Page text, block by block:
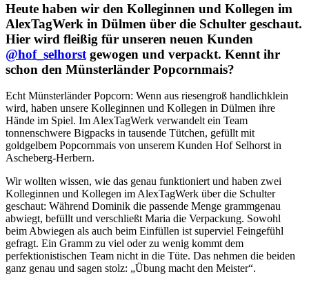
Heute haben wir den Kolleginnen und Kollegen im
AlexTagWerk in Dülmen über die Schulter geschaut.
Hier wird fleißig für unseren neuen Kunden
@hof_selhorst gewogen und verpackt. Kennt ihr
schon den Münsterländer Popcornmais?
Echt Münsterländer Popcorn: Wenn aus riesengroß handlichklein
wird, haben unsere Kolleginnen und Kollegen in Dülmen ihre
Hände im Spiel. Im AlexTagWerk verwandelt ein Team
tonnenschwere Bigpacks in tausende Tütchen, gefüllt mit
goldgelbem Popcornmais von unserem Kunden Hof Selhorst in
Ascheberg-Herbern.
Wir wollten wissen, wie das genau funktioniert und haben zwei
Kolleginnen und Kollegen im AlexTagWerk über die Schulter
geschaut: Während Dominik die passende Menge grammgenau
abwiegt, befüllt und verschließt Maria die Verpackung. Sowohl
beim Abwiegen als auch beim Einfüllen ist superviel Feingefühl
gefragt. Ein Gramm zu viel oder zu wenig kommt dem
perfektionistischen Team nicht in die Tüte. Das nehmen die beiden
ganz genau und sagen stolz: „Übung macht den Meister“.